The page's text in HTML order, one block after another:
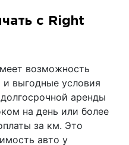
с Right
возможность
и выгодные условия
аренды
на день или более
за км. Это
авто у